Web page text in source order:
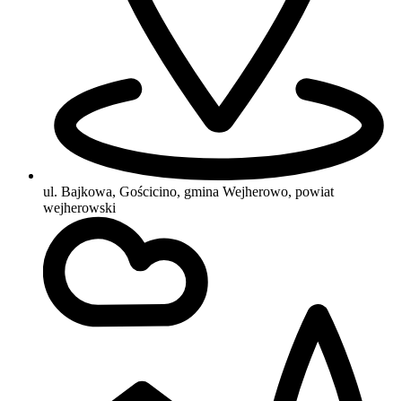
ul. Bajkowa, Gościcino, gmina Wejherowo, powiat
wejherowski